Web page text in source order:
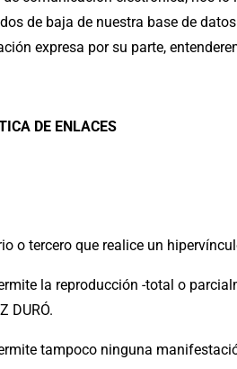
de baja de nuestra base de
expresa por su parte,
DE ENLACES
o tercero que realice un
la reproducción -total o
DURÓ.
tampoco ninguna